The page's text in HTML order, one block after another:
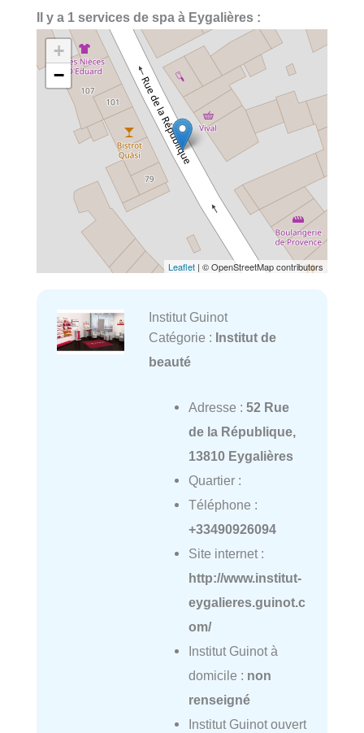
Il y a 1 services de spa à Eygalières :
+
−
Leaflet | © OpenStreetMap contributors
Institut Guinot
Catégorie : Institut de
beauté
Adresse : 52 Rue
de la République,
13810 Eygalières
Quartier :
Téléphone :
+33490926094
Site internet :
http://www.institut-
eygalieres.guinot.c
om/
Institut Guinot à
domicile : non
renseigné
Institut Guinot ouvert